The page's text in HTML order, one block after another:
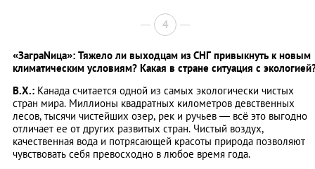
4
«ЗаграNица»: Тяжело ли выходцам из СНГ привыкнуть к новым
климатическим условиям? Какая в стране ситуация с
В.Х.: Канада считается одной из самых экологически чистых
стран мира. Миллионы квадратных километров девственных
лесов, тысячи чистейших озер, рек и ручьев — всё это выгодно
отличает ее от других развитых стран. Чистый воздух,
качественная вода и потрясающей красоты природа позволяют
чувствовать себя превосходно в любое время года.